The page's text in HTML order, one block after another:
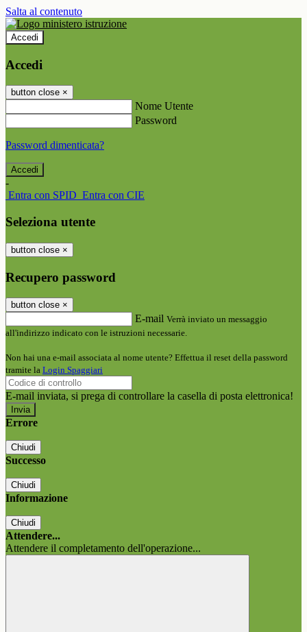
Salta al contenuto
Accedi
Accedi
button close ×
Nome Utente
Password
Password dimenticata?
-
Entra con SPID Entra con CIE
Seleziona utente
button close ×
Recupero password
button close ×
E-mail Verrà inviato un messaggio
all'indirizzo indicato con le istruzioni necessarie.
Non hai una e-mail associata al nome utente? Effettua il reset della password
tramite la Login Spaggiari
E-mail inviata, si prega di controllare la casella di posta elettronica!
Errore
Chiudi
Successo
Chiudi
Informazione
Chiudi
Attendere...
Attendere il completamento dell'operazione...